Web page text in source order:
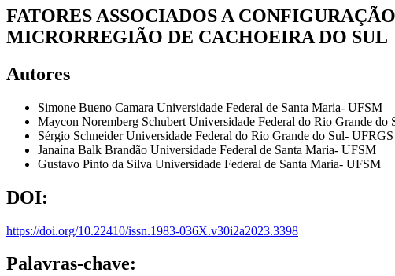
FATORES ASSOCIADOS A
MICRORREGIÃO DE CACHOEIRA DO SUL
Autores
Simone Bueno Camara Universidade Federal de Santa Maria- UFSM
Maycon Noremberg Schubert Universidade Federal do Rio Grande do
Sérgio SchneiderUniversidade Federal do Rio Grande do Sul- UFRGS
Janaína Balk Brandão Universidade Federal de Santa Maria- UFSM
Gustavo Pinto da Silva Universidade Federal de Santa Maria- UFSM
DOI:
https://doi.org/10.22410/issn.1983-036X.v30i2a2023.3398
Palavras-chave: